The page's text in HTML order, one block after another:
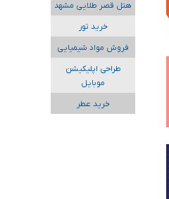
هتل قصر طلایی مشهد
خرید تور
فروش مواد شیمیایی
طراحی اپلیکیشن
موبایل
خرید عطر